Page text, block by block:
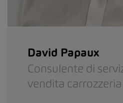
David Papaux
Consulente di
vendita carrozzeria